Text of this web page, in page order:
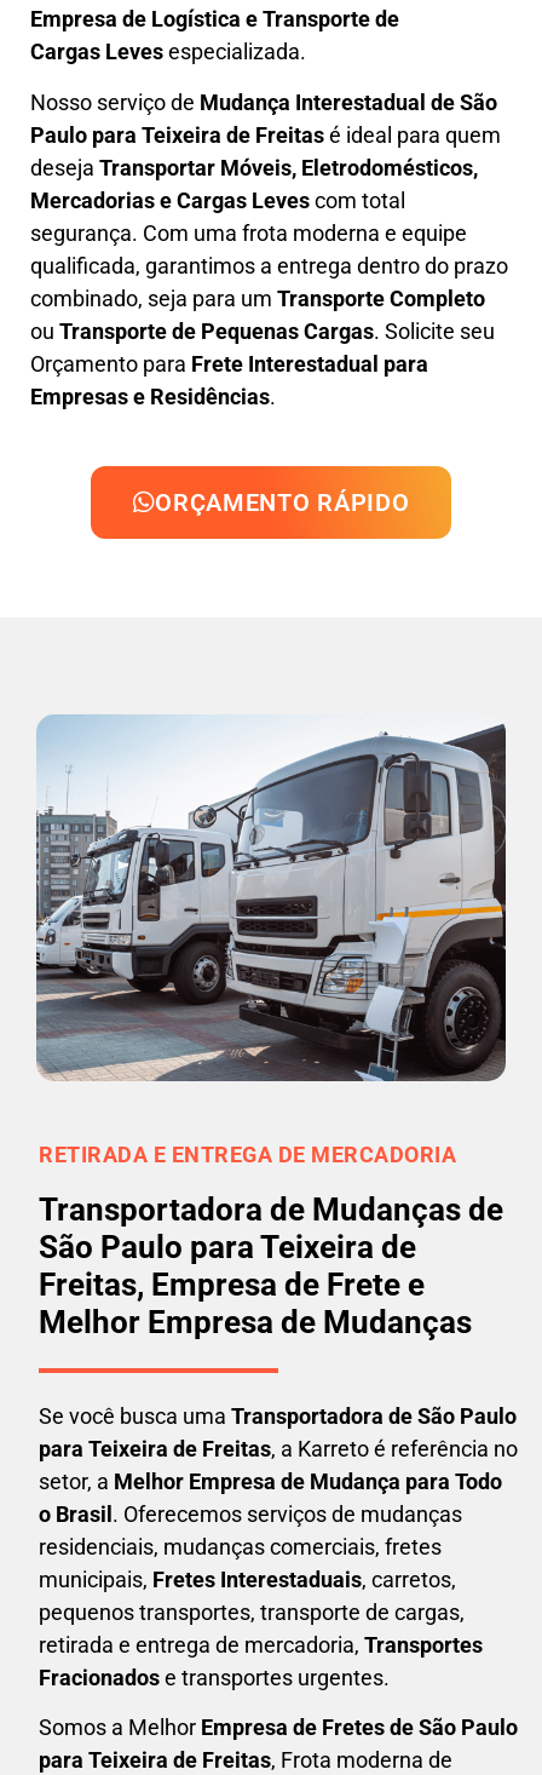
Empresa de Logística e Transporte de
Cargas Levesespecializada.
Nosso serviço de Mudança Interestadual de São
Paulo para Teixeira de Freitasé ideal para quem
deseja Transportar Móveis, Eletrodomésticos,
Mercadorias e Cargas Levescom total
segurança. Com uma frota moderna e equipe
qualificada, garantimos a entrega dentro do prazo
combinado, seja para um Transporte Completo
ou Transporte de Pequenas Cargas. Solicite seu
Orçamento para Frete Interestadual para
Empresas e Residências.
ORÇAMENTO RÁPIDO
RETIRADA E ENTREGA DE MERCADORIA
Transportadora de Mudanças de
São Paulo para Teixeira de
Freitas, Empresa de Frete e
Melhor Empresa de Mudanças
Se você busca uma Transportadora de São Paulo
para Teixeira de Freitas, a Karreto é referência no
setor, a Melhor Empresa de Mudança para Todo
o Brasil . Oferecemos serviços de mudanças
residenciais, mudanças comerciais, fretes
municipais, Fretes Interestaduais, carretos,
pequenos transportes, transporte de cargas,
retirada e entrega de mercadoria, Transportes
Fracionadose transportes urgentes.
Somos a Melhor Empresa de Fretesde São Paulo
para Teixeira de Freitas, Frota moderna de